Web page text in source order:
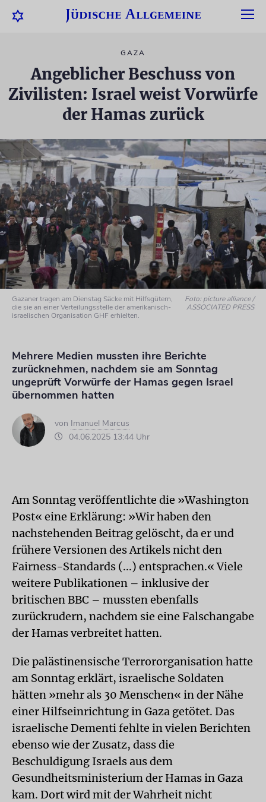
GAZA
Angeblicher Beschuss von
Zivilisten: Israel weist Vorwürfe
der Hamas zurück
Gazaner tragen am Dienstag Säcke mit Hilfsgütern,
die sie an einer Verteilungsstelle der amerikanisch-
israelischen Organisation GHF erhielten.
Foto: picture alliance /
ASSOCIATED PRESS
Mehrere Medien mussten ihre Berichte
zurücknehmen, nachdem sie am Sonntag
ungeprüft Vorwürfe der Hamas gegen Israel
übernommen hatten
von Imanuel Marcus
04.06.2025 13:44 Uhr
Am Sonntag veröffentlichte die »Washington
Post« eine Erklärung: »Wir haben den
nachstehenden Beitrag gelöscht, da er und
frühere Versionen des Artikels nicht den
Fairness-Standards (...) entsprachen.« Viele
weitere Publikationen – inklusive der
britischen BBC – mussten ebenfalls
zurückrudern, nachdem sie eine Falschangabe
der Hamas verbreitet hatten.
Die palästinensische Terrororganisation hatte
am Sonntag erklärt, israelische Soldaten
hätten »mehr als 30 Menschen« in der Nähe
einer Hilfseinrichtung in Gaza getötet. Das
israelische Dementi fehlte in vielen Berichten
ebenso wie der Zusatz, dass die
Beschuldigung Israels aus dem
Gesundheitsministerium der Hamas in Gaza
kam. Dort wird mit der Wahrheit nicht